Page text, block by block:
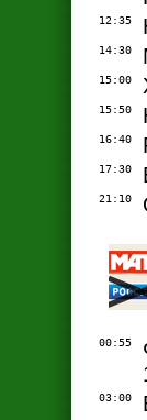
12:35
14:30
15:00
15:50
16:40
17:30
21:10
00:55
03:00